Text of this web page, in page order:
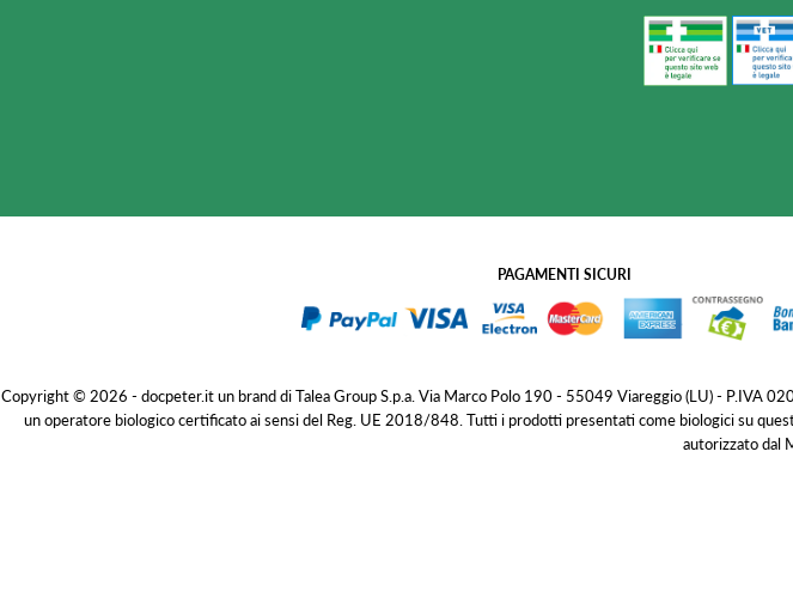
PAGAMENTI SICURI
Copyright © 2026 - docpeter.it un brand di Talea Group S.p.a. Via Marco Polo 190 - 55049 Viareggio (LU) - P.IVA
un operatore biologico certificato ai sensi del Reg. UE 2018/848. Tutti i prodotti presentati come biologici su
autorizzato dal